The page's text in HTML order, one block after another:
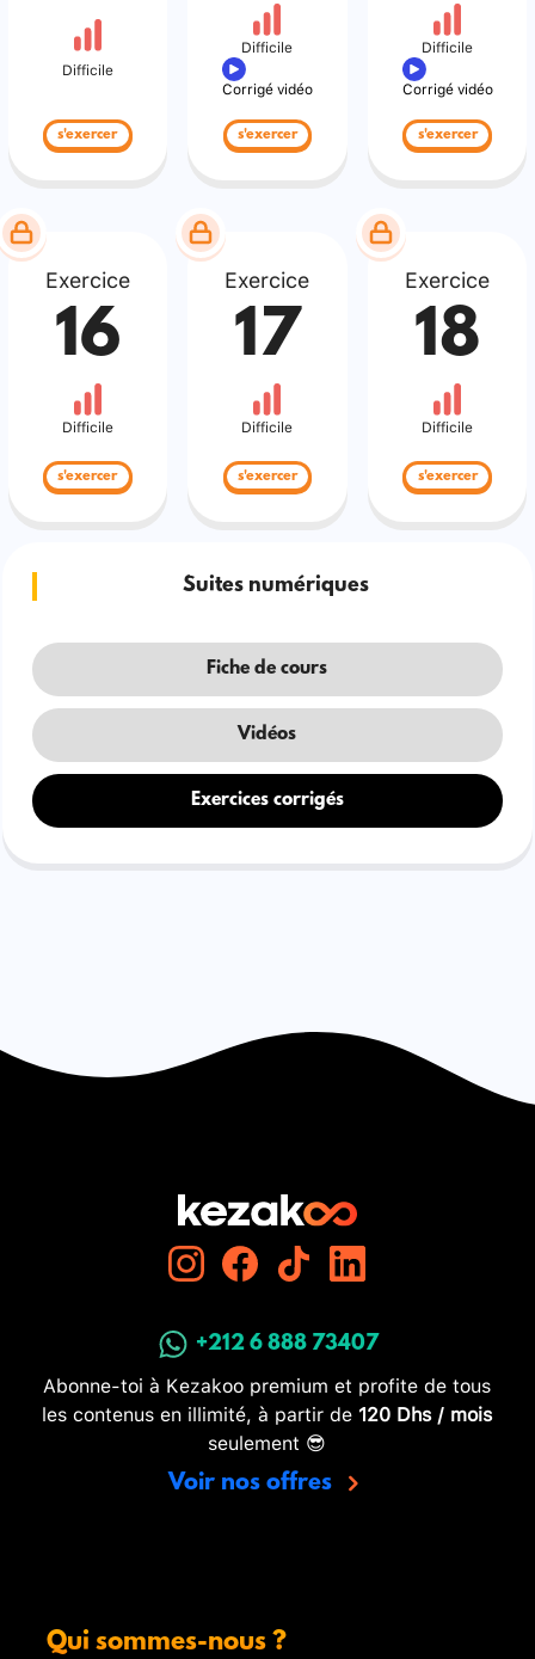
Difficile
s'exercer
Difficile
Corrigé vidéo
s'exercer
Difficile
Corrigé vidéo
s'exercer
Exercice
16
Difficile
s'exercer
Exercice
17
Difficile
s'exercer
Exercice
18
Difficile
s'exercer
Suites numériques
Fiche de cours
Vidéos
Exercices corrigés
+212 6 888 73407
Abonne-toi à Kezakoo premium et profite de tous
les contenus en illimité, à partir de 120 Dhs / mois
seulement 😎
Voir nos offres
Qui sommes-nous ?